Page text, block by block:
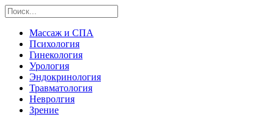
Массаж и СПА
Психология
Гинекология
Урология
Эндокринология
Травматология
Невролгия
Зрение